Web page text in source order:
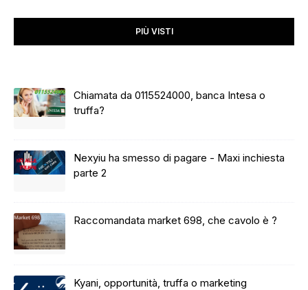
PIÙ VISTI
Chiamata da 0115524000, banca Intesa o
truffa?
Nexyiu ha smesso di pagare - Maxi inchiesta
parte 2
Raccomandata market 698, che cavolo è ?
Kyani, opportunità, truffa o marketing